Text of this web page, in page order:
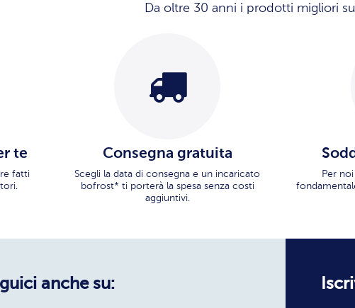
Da oltre 30 anni i prodotti migliori
te
fatti
Consegna gratuita
Scegli la data di consegna e un incaricato
bofrost* ti porterà la spesa senza costi
aggiuntivi.
Per
anche su: